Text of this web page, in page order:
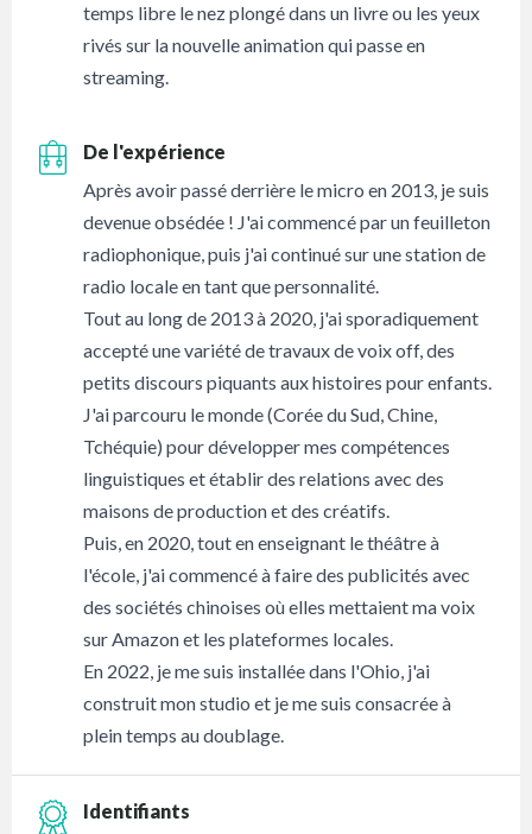
temps libre le nez plongé dans un livre ou les yeux
rivés sur la nouvelle animation qui passe en
streaming.
De l'expérience
Après avoir passé derrière le micro en 2013, je suis
devenue obsédée ! J'ai commencé par un feuilleton
radiophonique, puis j'ai continué sur une station de
radio locale en tant que personnalité.
Tout au long de 2013 à 2020, j'ai sporadiquement
accepté une variété de travaux de voix off, des
petits discours piquants aux histoires pour enfants.
J'ai parcouru le monde (Corée du Sud, Chine,
Tchéquie) pour développer mes compétences
linguistiques et établir des relations avec des
maisons de production et des créatifs.
Puis, en 2020, tout en enseignant le théâtre à
l'école, j'ai commencé à faire des publicités avec
des sociétés chinoises où elles mettaient ma voix
sur Amazon et les plateformes locales.
En 2022, je me suis installée dans l'Ohio, j'ai
construit mon studio et je me suis consacrée à
plein temps au doublage.
Identifiants